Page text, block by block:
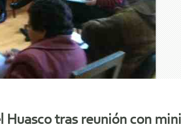
Huasco tras reunión con